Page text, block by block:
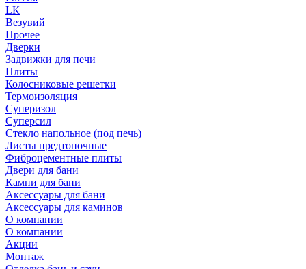
LК
Везувий
Прочее
Дверки
Задвижки для печи
Плиты
Колосниковые решетки
Термоизоляция
Суперизол
Суперсил
Стекло напольное (под печь)
Листы предтопочные
Фиброцементные плиты
Двери для бани
Камни для бани
Аксессуары для бани
Аксессуары для каминов
О компании
О компании
Акции
Монтаж